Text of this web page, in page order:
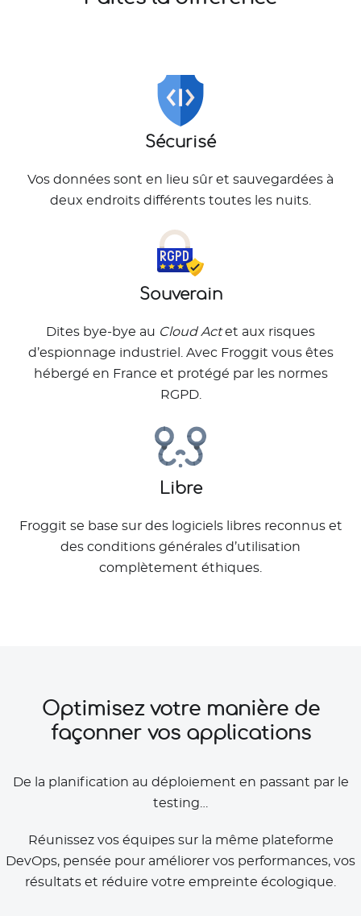
Sécurisé
Vos données sont en lieu sûr et sauvegardées à
deux endroits différents toutes les nuits.
Souverain
Dites bye-bye au Cloud Actet aux risques
d’espionnage industriel. Avec Froggit vous êtes
hébergé en France et protégé par les normes
RGPD.
Libre
Froggit se base sur des logiciels libres reconnus et
des conditions générales d’utilisation
complètement éthiques.
Optimisez votre manière de
façonner vos applications
De la planification au déploiement en passant par le
testing…
Réunissez vos équipes sur la même plateforme
DevOps, pensée pour améliorer vos performances, vos
résultats et réduire votre empreinte écologique.